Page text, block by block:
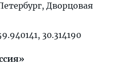
Дворцовая
30.314190